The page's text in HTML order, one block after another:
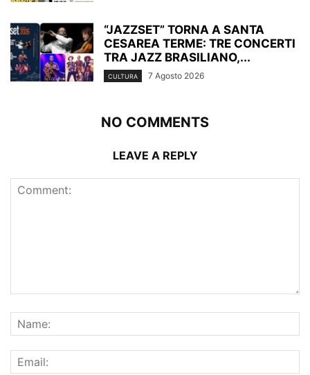
“JAZZSET” TORNA A SANTA
CESAREA TERME: TRE CONCERTI
TRA JAZZ BRASILIANO,...
CULTURA 7 Agosto 2026
NO COMMENTS
LEAVE A REPLY